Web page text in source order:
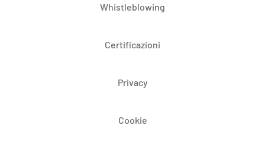
Whistleblowing
Certificazioni
Privacy
Cookie